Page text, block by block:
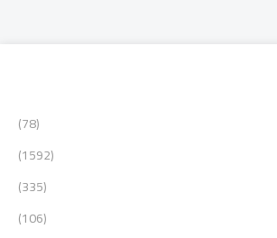
(78)
(1592)
(335)
(106)